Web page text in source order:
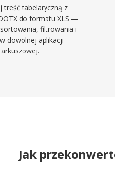
treść tabelaryczną z
do formatu XLS —
filtrowania i
dowolnej aplikacji
arkuszowej.
Jak